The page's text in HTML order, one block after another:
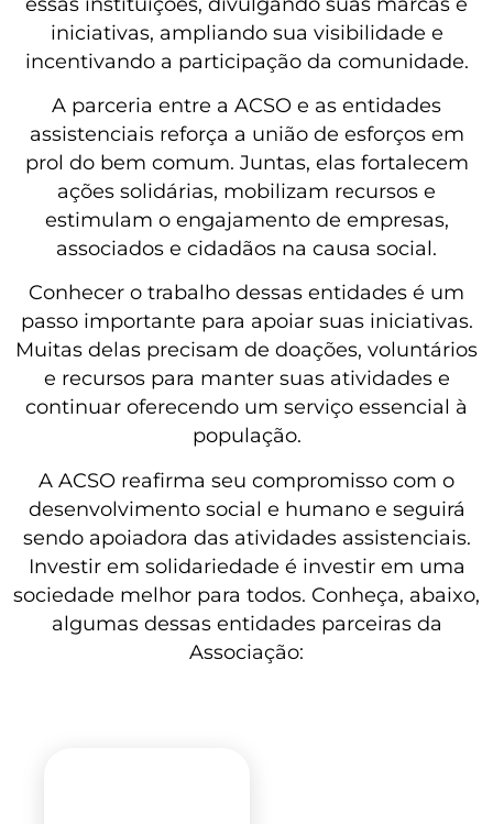
iniciativas, ampliando sua visibilidade e
incentivando a participação da comunidade.
A parceria entre a ACSO e as entidades
assistenciais reforça a união de esforços em
prol do bem comum. Juntas, elas fortalecem
ações solidárias, mobilizam recursos e
estimulam o engajamento de empresas,
associados e cidadãos na causa social.
Conhecer o trabalho dessas entidades é um
passo importante para apoiar suas iniciativas.
Muitas delas precisam de doações, voluntários
e recursos para manter suas atividades e
continuar oferecendo um serviço essencial à
população.
A ACSO reafirma seu compromisso com o
desenvolvimento social e humano e seguirá
sendo apoiadora das atividades assistenciais.
Investir em solidariedade é investir em uma
sociedade melhor para todos. Conheça, abaixo,
algumas dessas entidades parceiras da
Associação: